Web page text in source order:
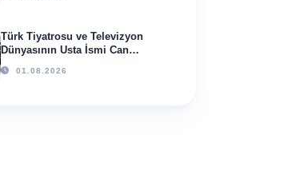
Türk Tiyatrosu ve Televizyon
Dünyasının Usta İsmi Can
Kolukısa Hayatını Kaybetti
01.08.2026